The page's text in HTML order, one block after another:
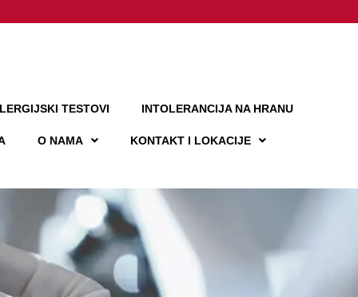
TESTOVI INTOLERANCIJA NA HRANU
O NAMA KONTAKT I LOKACIJE